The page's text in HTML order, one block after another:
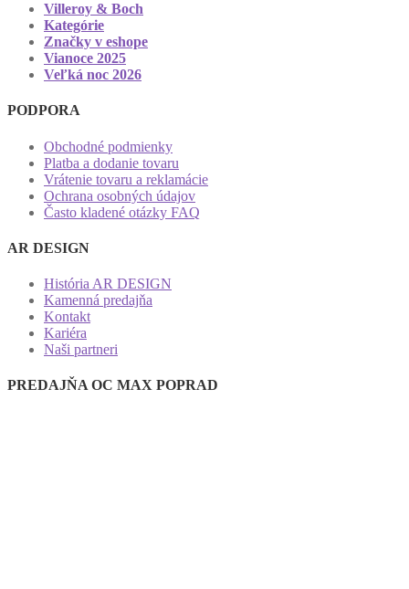
Villeroy & Boch
Kategórie
Značky v eshope
Vianoce 2025
Veľká noc 2026
PODPORA
Obchodné podmienky
Platba a dodanie tovaru
Vrátenie tovaru a reklamácie
Ochrana osobných údajov
Často kladené otázky FAQ
AR DESIGN
História AR DESIGN
Kamenná predajňa
Kontakt
Kariéra
Naši partneri
PREDAJŇA OC MAX POPRAD